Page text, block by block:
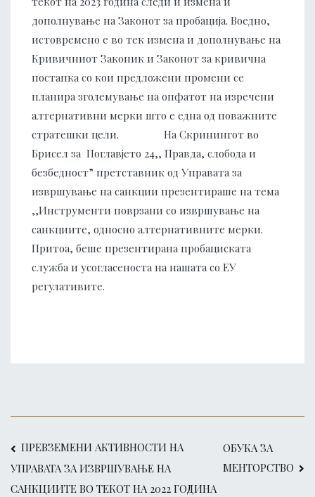
дополнување на Законот за пробација. Воедно,
истовремено е во тек измена и дополнување на
Кривичниот Законик и Законот за кривична
постапка со кои предложени промени се
планира зголемување на опфатот на изречени
алтернативни мерки што е една од поважните
стратешки цели. На Скринингот во
Брисел за Поглавјето 24,, Правда, слобода и
безбедност” претставник од Управата за
извршување на санкции презентираше на тема
,,Инструменти поврзани со извршување на
санкциите, односно алтернативните мерки.
Притоа, беше презентирана пробациската
служба и усогласеноста на нашата со ЕУ
регулативите.
Post
navigation
ПРЕВЗЕМЕНИ АКТИВНОСТИ НА
УПРАВАТА ЗА ИЗВРШУВАЊЕ НА
САНКЦИИТЕ ВО ТЕКОТ НА 2022 ГОДИНА
ОБУКА ЗА
МЕНТОРСТВО